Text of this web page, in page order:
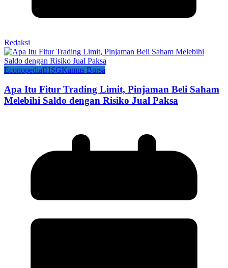
Redaksi
EconopediaIHSGKamus Bursa
Apa Itu Fitur Trading Limit, Pinjaman Beli Saham
Melebihi Saldo dengan Risiko Jual Paksa